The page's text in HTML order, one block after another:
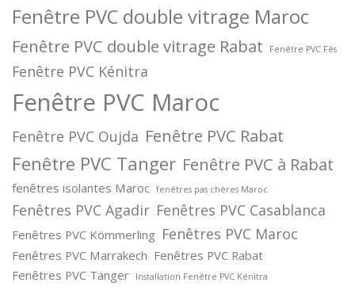
Fenêtre PVC double vitrage Maroc
Fenêtre PVC double vitrage Rabat Fenêtre PVC Fès
Fenêtre PVC Kénitra
Fenêtre PVC Maroc
Fenêtre PVC Oujda Fenêtre PVC Rabat
Fenêtre PVC Tanger Fenêtre PVC à Rabat
fenêtres isolantes Maroc fenêtres pas chères Maroc
Fenêtres PVC Agadir Fenêtres PVC Casablanca
Fenêtres PVC Kömmerling Fenêtres PVC Maroc
Fenêtres PVC Marrakech Fenêtres PVC Rabat
Fenêtres PVC Tanger
Installation Fenêtre PVC Kénitra